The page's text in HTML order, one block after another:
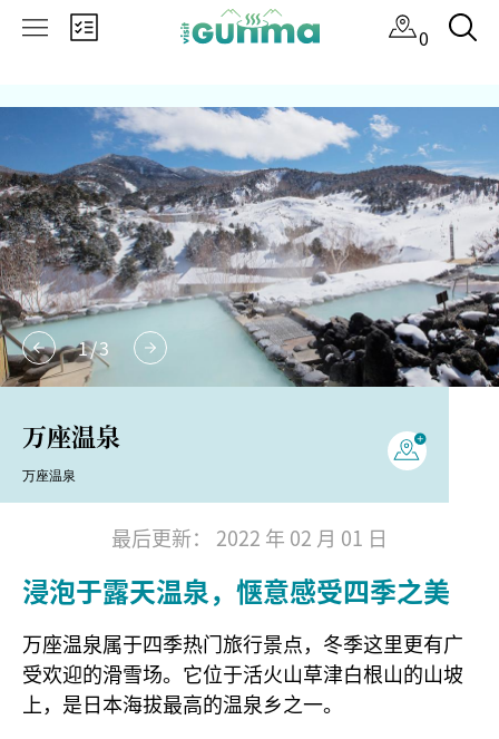
0
1/3
万座温泉
万座温泉
最后更新： 2022 年 02 月 01 日
浸泡于露天温泉，惬意感受四季之美
万座温泉属于四季热门旅行景点，冬季这里更有广
受欢迎的滑雪场。它位于活火山草津白根山的山坡
上，是日本海拔最高的温泉乡之一。